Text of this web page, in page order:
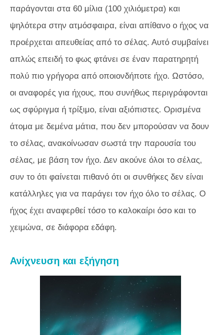
παράγονται στα 60 μίλια (100 χιλιόμετρα) και
ψηλότερα στην ατμόσφαιρα, είναι απίθανο ο ήχος να
προέρχεται απευθείας από το σέλας. Αυτό συμβαίνει
απλώς επειδή το φως φτάνει σε έναν παρατηρητή
πολύ πιο γρήγορα από οποιονδήποτε ήχο. Ωστόσο,
οι αναφορές για ήχους, που συνήθως περιγράφονται
ως σφύριγμα ή τρίξιμο, είναι αξιόπιστες. Ορισμένα
άτομα με δεμένα μάτια, που δεν μπορούσαν να δουν
το σέλας, ανακοίνωσαν σωστά την παρουσία του
σέλας, με βάση τον ήχο. Δεν ακούνε όλοι το σέλας,
συν το ότι φαίνεται πιθανό ότι οι συνθήκες δεν είναι
κατάλληλες για να παράγει τον ήχο όλο το σέλας. Ο
ήχος έχει αναφερθεί τόσο το καλοκαίρι όσο και το
χειμώνα, σε διάφορα εδάφη.
Ανίχνευση και εξήγηση